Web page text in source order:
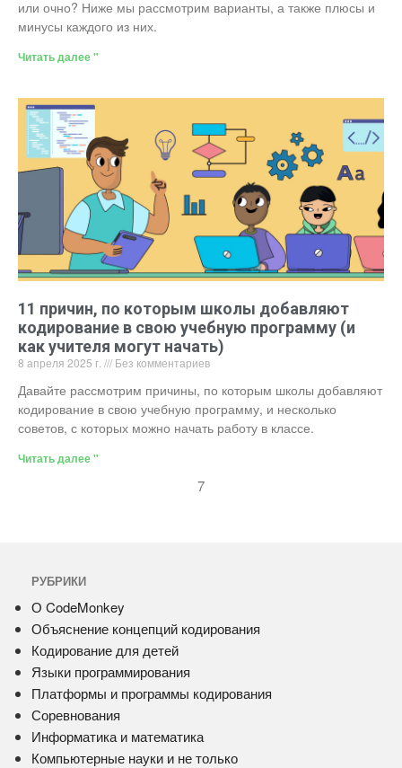
или очно? Ниже мы рассмотрим варианты, а также плюсы и
минусы каждого из них.
Читать далее "
11 причин, по которым школы добавляют
кодирование в свою учебную программу (и
как учителя могут начать)
8 апреля 2025 г. Без комментариев
Давайте рассмотрим причины, по которым школы добавляют
кодирование в свою учебную программу, и несколько
советов, с которых можно начать работу в классе.
Читать далее "
7
РУБРИКИ
О CodeMonkey
Объяснение концепций кодирования
Кодирование для детей
Языки программирования
Платформы и программы кодирования
Соревнования
Информатика и математика
Компьютерные науки и не только